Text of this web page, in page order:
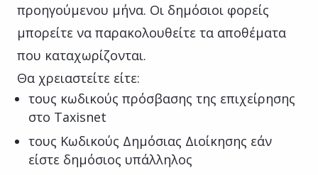
προηγούμενου μήνα. Οι δημόσιοι φορείς
μπορείτε να παρακολουθείτε τα αποθέματα
που καταχωρίζονται.
Θα χρειαστείτε είτε:
τους κωδικούς πρόσβασης της επιχείρησης
στο Taxisnet
τους Κωδικούς Δημόσιας Διοίκησης εάν
είστε δημόσιος υπάλληλος